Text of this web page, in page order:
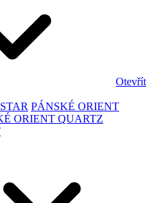
Otevřít
PÁNSKÉ ORIENT
ORIENT QUARTZ